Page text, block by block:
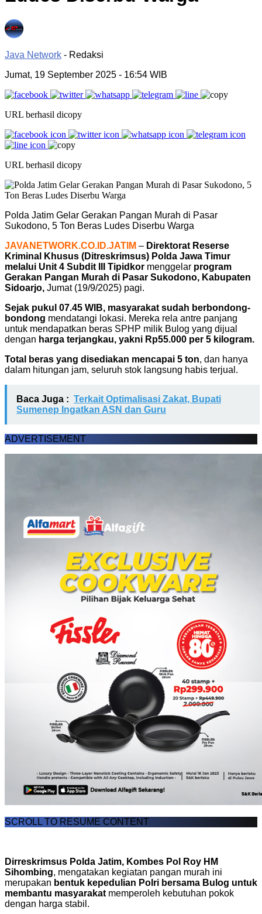
Java Network - Redaksi
Jumat, 19 September 2025 - 16:54 WIB
URL berhasil dicopy
URL berhasil dicopy
Polda Jatim Gelar Gerakan Pangan Murah di Pasar
Sukodono, 5 Ton Beras Ludes Diserbu Warga
JAVANETWORK.CO.ID.JATIM – Direktorat Reserse
Kriminal Khusus (Ditreskrimsus) Polda Jawa Timur
melalui Unit 4 Subdit III Tipidkor menggelar program
Gerakan Pangan Murah di Pasar Sukodono, Kabupaten
Sidoarjo, Jumat (19/9/2025) pagi.
Sejak pukul 07.45 WIB, masyarakat sudah berbondong-
bondong mendatangi lokasi. Mereka rela antre panjang
untuk mendapatkan beras SPHP milik Bulog yang dijual
dengan harga terjangkau, yakni Rp55.000 per 5 kilogram.
Total beras yang disediakan mencapai 5 ton, dan hanya
dalam hitungan jam, seluruh stok langsung habis terjual.
Baca Juga : Terkait Optimalisasi Zakat, Bupati
Sumenep Ingatkan ASN dan Guru
ADVERTISEMENT
SCROLL TO RESUME CONTENT
Dirreskrimsus Polda Jatim, Kombes Pol Roy HM
Sihombing, mengatakan kegiatan pangan murah ini
merupakan bentuk kepedulian Polri bersama Bulog untuk
membantu masyarakat memperoleh kebutuhan pokok
dengan harga stabil.